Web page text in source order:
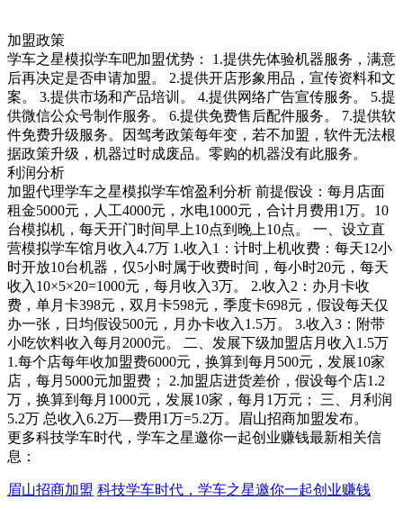
加盟政策
学车之星模拟学车吧加盟优势： 1.提供先体验机器服务，满意
后再决定是否申请加盟。 2.提供开店形象用品，宣传资料和文
案。 3.提供市场和产品培训。 4.提供网络广告宣传服务。 5.提
供微信公众号制作服务。 6.提供免费售后配件服务。 7.提供软
件免费升级服务。因驾考政策每年变，若不加盟，软件无法根
据政策升级，机器过时成废品。零购的机器没有此服务。
利润分析
加盟代理学车之星模拟学车馆盈利分析 前提假设：每月店面
租金5000元，人工4000元，水电1000元，合计月费用1万。10
台模拟机，每天开门时间早上10点到晚上10点。 一、设立直
营模拟学车馆月收入4.7万 1.收入1：计时上机收费：每天12小
时开放10台机器，仅5小时属于收费时间，每小时20元，每天
收入10×5×20=1000元，每月收入3万。 2.收入2：办月卡收
费，单月卡398元，双月卡598元，季度卡698元，假设每天仅
办一张，日均假设500元，月办卡收入1.5万。 3.收入3：附带
小吃饮料收入每月2000元。 二、发展下级加盟店月收入1.5万
1.每个店每年收加盟费6000元，换算到每月500元，发展10家
店，每月5000元加盟费； 2.加盟店进货差价，假设每个店1.2
万，换算到每月1000元，发展10家，每月1万元； 三、月利润
5.2万 总收入6.2万—费用1万=5.2万。眉山招商加盟发布。
更多科技学车时代，学车之星邀你一起创业赚钱最新相关信
息：
眉山招商加盟 科技学车时代，学车之星邀你一起创业赚钱